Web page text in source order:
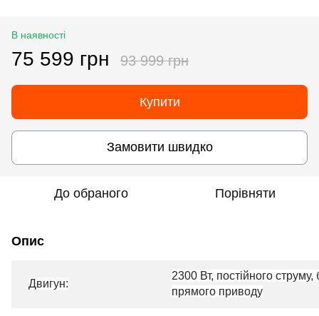
В наявності
75 599 грн 93 999 грн
Купити
Замовити швидко
До обраного Порівняти
Опис
Двигун:
2300 Вт, постійного
прямого приводу